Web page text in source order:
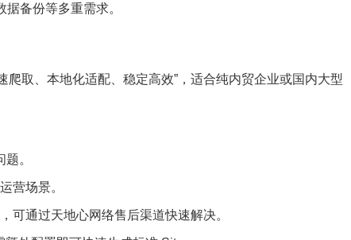
备份等多重需求。
取、本地化适配、稳定高效”，适合纯内贸企业或国内大型
。
营场景。
可通过天地心网络售后渠道快速解决。